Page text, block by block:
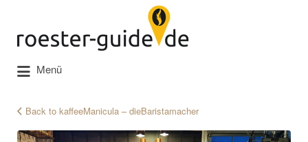
Menü
Back to kaffeeManicula – dieBaristamacher